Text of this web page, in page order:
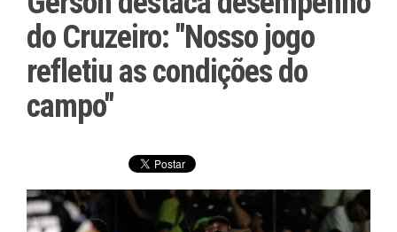
do Cruzeiro: "Nosso jogo
refletiu as condições do
campo"